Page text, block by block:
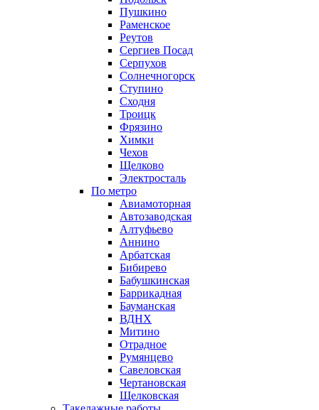
Пушкино
Раменское
Реутов
Сергиев Посад
Серпухов
Солнечногорск
Ступино
Сходня
Троицк
Фрязино
Химки
Чехов
Щелково
Электросталь
По метро
Авиамоторная
Автозаводская
Алтуфьево
Аннино
Арбатская
Бибирево
Бабушкинская
Баррикадная
Бауманская
ВДНХ
Митино
Отрадное
Румянцево
Савеловская
Чертановская
Щелковская